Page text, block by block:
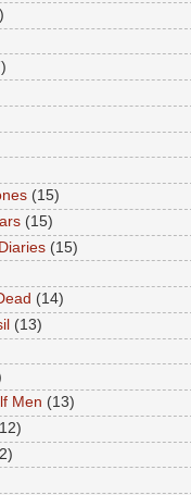
(15)
(15)
(15)
(14)
(13)
Men (13)